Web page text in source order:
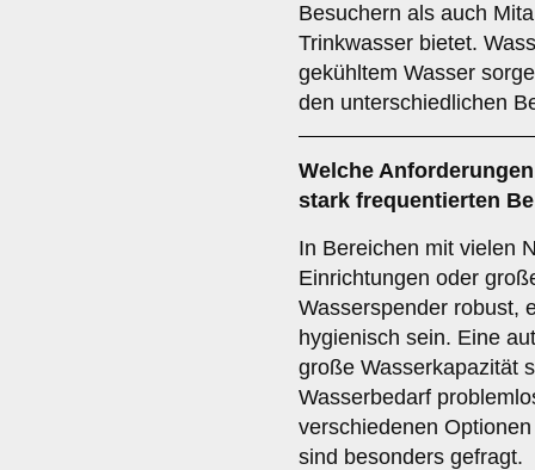
Besuchern als auch
Trinkwasser bietet.
gekühltem Wasser
den unterschiedlichen
Welche
stark frequentierten
In Bereichen mit vielen
Einrichtungen oder
Wasserspender robust,
hygienisch sein. Eine
große Wasserkapazität
Wasserbedarf
verschiedenen
sind besonders gefragt.